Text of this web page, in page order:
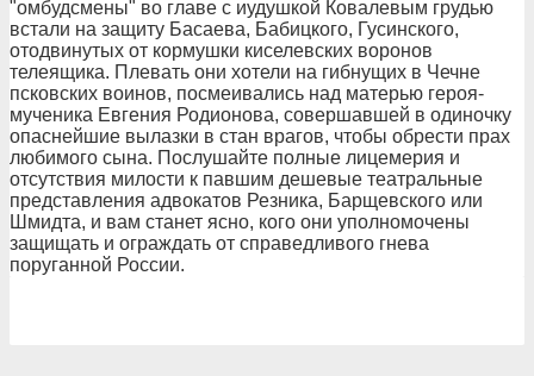
"омбудсмены" во главе с иудушкой Ковалевым грудью
встали на защиту Басаева, Бабицкого, Гусинского,
отодвинутых от кормушки киселевских воронов
телеящика. Плевать они хотели на гибнущих в Чечне
псковских воинов, посмеивались над матерью героя-
мученика Евгения Родионова, совершавшей в одиночку
опаснейшие вылазки в стан врагов, чтобы обрести прах
любимого сына. Послушайте полные лицемерия и
отсутствия милости к павшим дешевые театральные
представления адвокатов Резника, Барщевского или
Шмидта, и вам станет ясно, кого они уполномочены
защищать и ограждать от справедливого гнева
поруганной России.